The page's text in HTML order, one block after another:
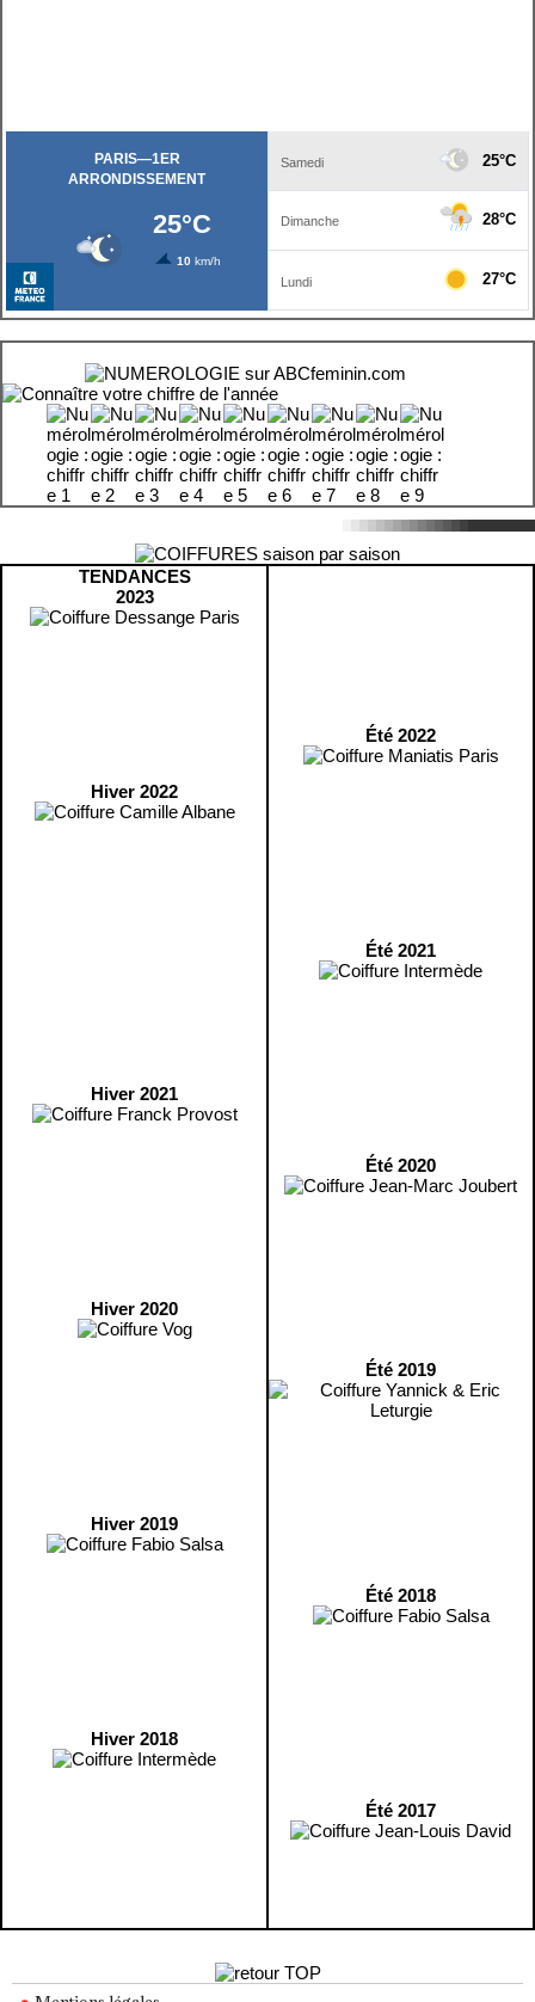
TENDANCES
2023
Hiver 2022
Hiver 2021
Hiver 2020
Hiver 2019
Hiver 2018
Été 2022
Été 2021
Été 2020
Été 2019
Été 2018
Été 2017